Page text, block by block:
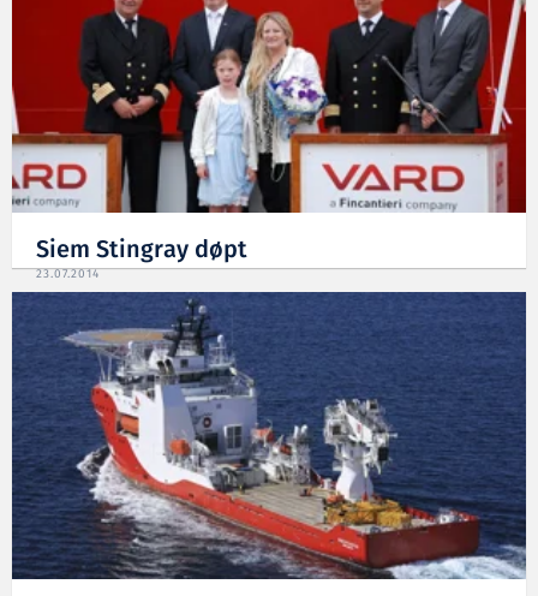
Siem Stingray døpt
23.07.2014